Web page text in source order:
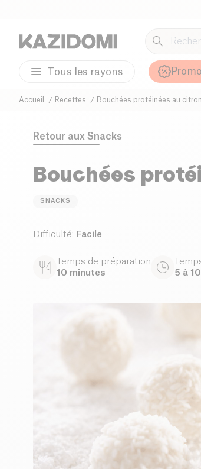
Tous les rayons Promo
Accueil Recettes Bouchées protéinées au citron
Retour aux Snacks
Bouchées
SNACKS
Difficulté: Facile
Temps de préparation
10 minutes
5 à